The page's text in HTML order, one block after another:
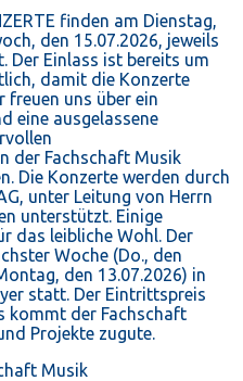
finden am Dienstag,
den 15.07.2026, jeweils
Der Einlass ist bereits um
damit die Konzerte
freuen uns über ein
eine ausgelassene
der Fachschaft Musik
Die Konzerte werden durch
unter Leitung von Herrn
unterstützt. Einige
das leibliche Wohl. Der
Woche (Do., den
den 13.07.2026) in
statt. Der Eintrittspreis
kommt der Fachschaft
Projekte zugute.
Musik